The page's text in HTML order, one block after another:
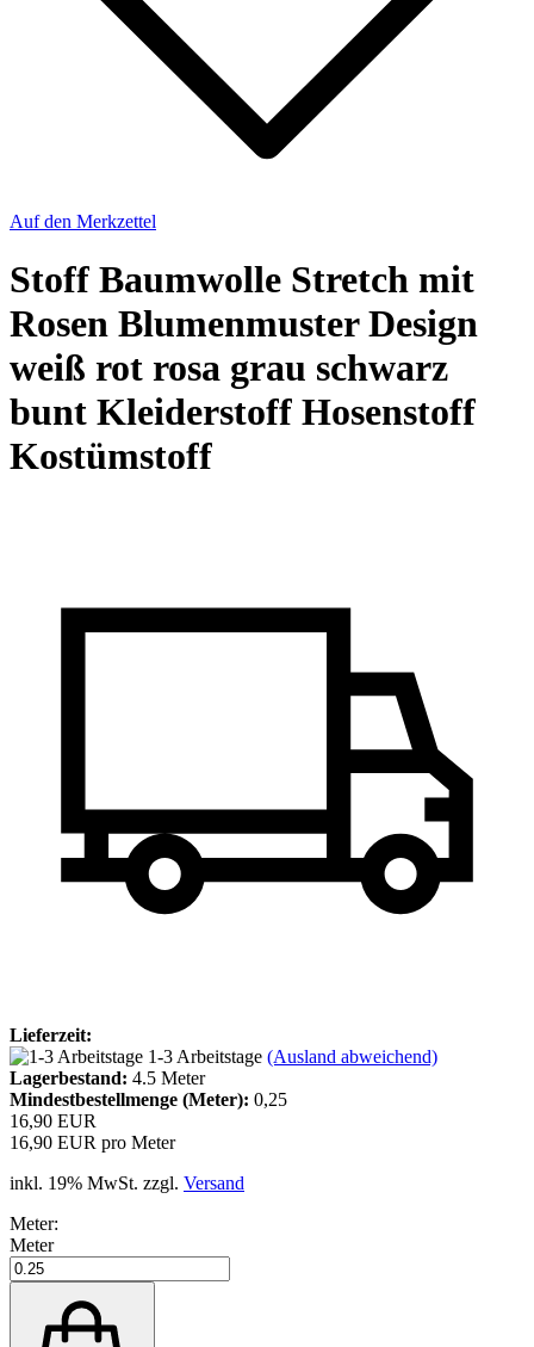
Auf den Merkzettel
Stoff Baumwolle Stretch mit
Rosen Blumenmuster Design
weiß rot rosa grau schwarz
bunt Kleiderstoff Hosenstoff
Kostümstoff
Lieferzeit:
1-3 Arbeitstage (Ausland abweichend)
Lagerbestand: 4.5 Meter
Mindestbestellmenge (Meter): 0,25
16,90 EUR
16,90 EUR pro Meter
inkl. 19% MwSt. zzgl. Versand
Meter:
Meter